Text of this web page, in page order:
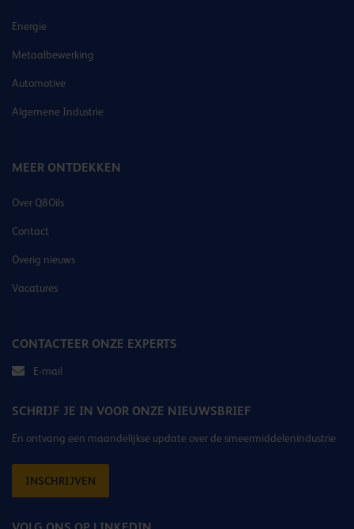
Energie
Metaalbewerking
Automotive
Algemene Industrie
MEER ONTDEKKEN
Over Q8Oils
Contact
Overig nieuws
Vacatures
CONTACTEER ONZE EXPERTS
E-mail
SCHRIJF JE IN VOOR ONZE NIEUWSBRIEF
En ontvang een maandelijkse update over de smeermiddelenindustrie
INSCHRIJVEN